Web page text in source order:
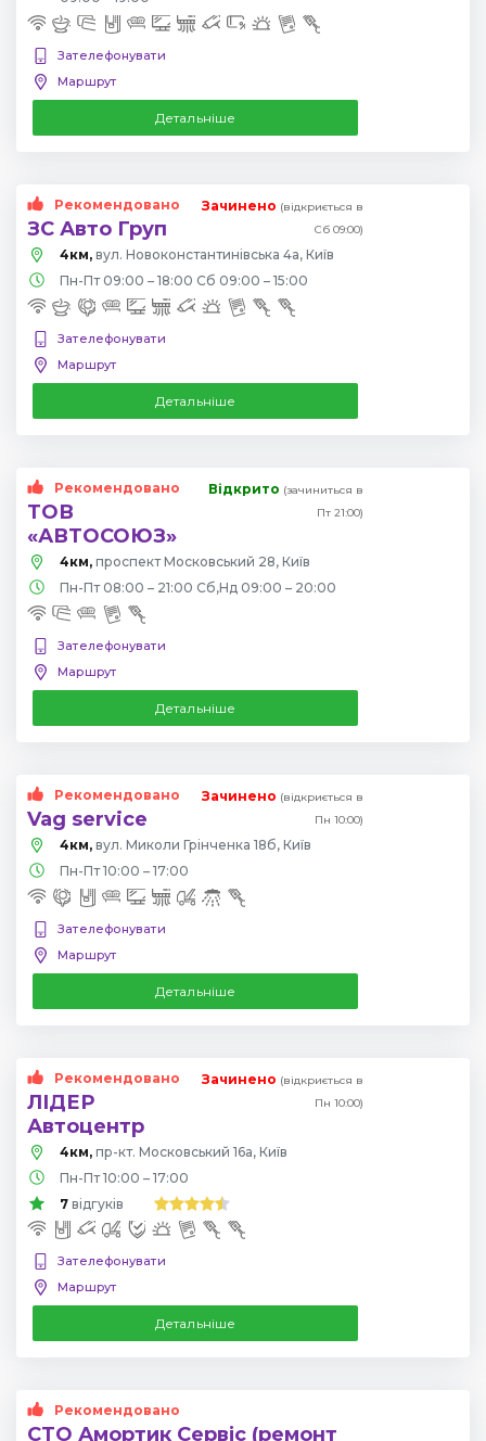
Зателефонувати
Маршрут
Детальніше
Рекомендовано
ЗС Авто Груп
Зачинено (відкриється в
Сб 09:00)
4км, вул. Новоконстантинівська 4а, Київ
Пн-Пт 09:00 – 18:00 Сб 09:00 – 15:00
Зателефонувати
Маршрут
Детальніше
Рекомендовано
ТОВ
«АВТОСОЮЗ»
Відкрито (зачиниться в
Пт 21:00)
4км, проспект Московський 28, Київ
Пн-Пт 08:00 – 21:00 Сб,Нд 09:00 – 20:00
Зателефонувати
Маршрут
Детальніше
Рекомендовано
Vag service
Зачинено (відкриється в
Пн 10:00)
4км, вул. Миколи Грінченка 18б, Київ
Пн-Пт 10:00 – 17:00
Зателефонувати
Маршрут
Детальніше
Рекомендовано
ЛІДЕР
Автоцентр
Зачинено (відкриється в
Пн 10:00)
4км, пр-кт. Московський 16а, Київ
Пн-Пт 10:00 – 17:00
7 відгуків
Зателефонувати
Маршрут
Детальніше
Рекомендовано
СТО Амортик Сервіс (ремонт